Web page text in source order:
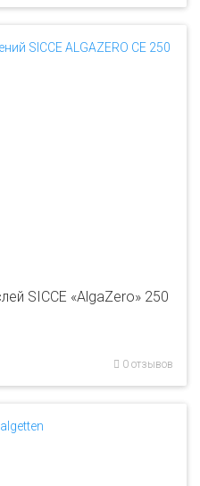
SICCE «AlgaZero» 250
0 отзывов